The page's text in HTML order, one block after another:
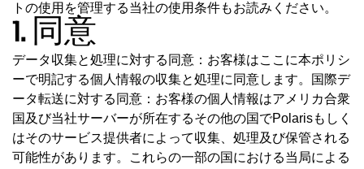
トの使用を管理する当社の使用条件もお読みください。
1. 同意
データ収集と処理に対する同意：お客様はここに本ポリシ
ーで明記する個人情報の収集と処理に同意します。国際デ
ータ転送に対する同意：お客様の個人情報はアメリカ合衆
国及び当社サーバーが所在するその他の国でPolarisもしく
はそのサービス提供者によって収集、処理及び保管される
可能性があります。これらの一部の国における当局による